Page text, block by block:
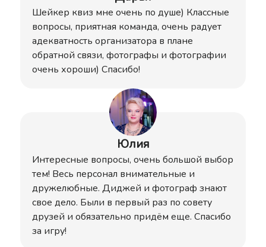
Шейкер квиз мне очень по душе) Классные
вопросы, приятная команда, очень радует
адекватность организатора в плане
обратной связи, фотографы и фотографии
очень хороши) Спасибо!
Юлия
Интересные вопросы, очень большой выбор
тем! Весь персонал внимательные и
дружелюбные. Диджей и фотограф знают
свое дело. Были в первый раз по совету
друзей и обязательно придём еще. Спасибо
за игру!